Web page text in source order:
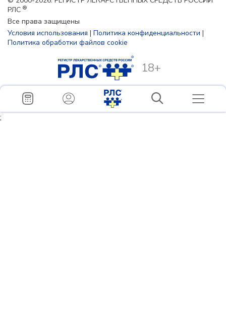
РЛС ®
Все права защищены
Условия использования | Политика конфиденциальности |
Политика обработки файлов cookie
18+
;